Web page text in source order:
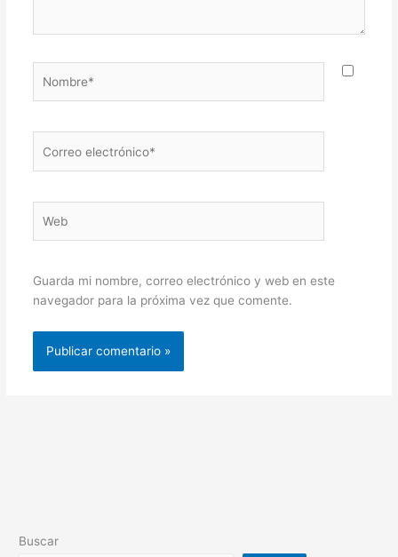
electrónico*
Guarda mi nombre, correo electrónico y web en este
navegador para la próxima vez que comente.
Buscar